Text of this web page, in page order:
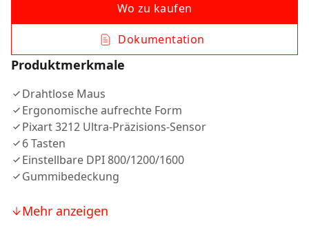
Wo zu kaufen
Dokumentation
Produktmerkmale
Drahtlose Maus
Ergonomische aufrechte Form
Pixart 3212 Ultra-Präzisions-Sensor
6 Tasten
Einstellbare DPI 800/1200/1600
Gummibedeckung
Mehr anzeigen